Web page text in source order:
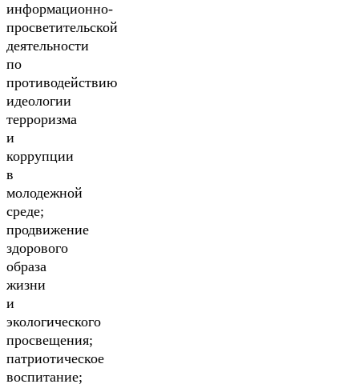
информационно-
просветительской
деятельности
по
противодействию
идеологии
терроризма
и
коррупции
в
молодежной
среде;
продвижение
здорового
образа
жизни
и
экологического
просвещения;
патриотическое
воспитание;